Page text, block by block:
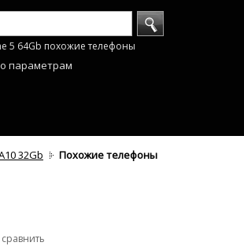
5 64Gb похожие телефоны
параметрам
32Gb Похожие телефоны
сравнить